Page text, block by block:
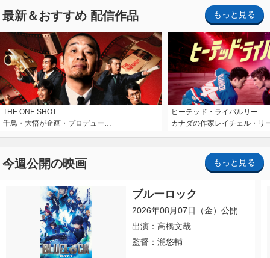
最新＆おすすめ 配信作品 もっと見る
THE ONE SHOT
千鳥・大悟が企画・プロデュー…
ヒーテッド・ライバルリー
カナダの作家レイチェル・リ
今週公開の映画 もっと見る
ブルーロック
2026年08月07日（金）公開
出演：高橋文哉
監督：瀧悠輔